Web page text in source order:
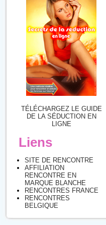
TÉLÉCHARGEZ LE GUIDE
DE LA SÉDUCTION EN
LIGNE
Liens
SITE DE RENCONTRE
AFFILIATION
RENCONTRE EN
MARQUE BLANCHE
RENCONTRES FRANCE
RENCONTRES
BELGIQUE